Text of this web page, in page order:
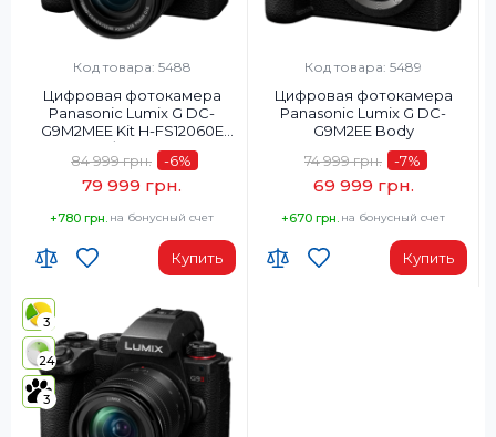
Код товара: 5488
Цифровая фотокамера
Panasonic Lumix G DC-
G9M2MEE Kit H-FS12060E
f/3.5-5.6
79 999 грн.
84 999 грн. -6%
+780 грн. на бонусный счет
Купить
Код товара: 5489
Цифровая фотокамера
Panasonic Lumix G DC-
G9M2EE Body
69 999 грн.
74 999 грн. -7%
+670 грн. на бонусный счет
Купить
3
24
3